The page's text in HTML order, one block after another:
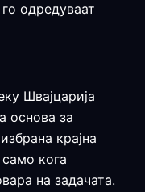
одредуваат
Швајцарија
основа за
крајна
кога
на задачата.